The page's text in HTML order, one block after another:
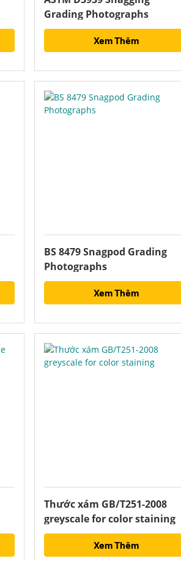
Grading Photographs
Xem Thêm
BS 8479 Snagpod Grading
Photographs
Xem Thêm
Thước xám GB/T251-2008
greyscale for color staining
Xem Thêm